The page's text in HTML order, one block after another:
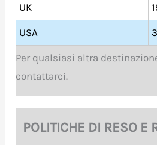
UK
USA
Per qualsiasi altra
contattarci.
POLITICHE DI RESO E